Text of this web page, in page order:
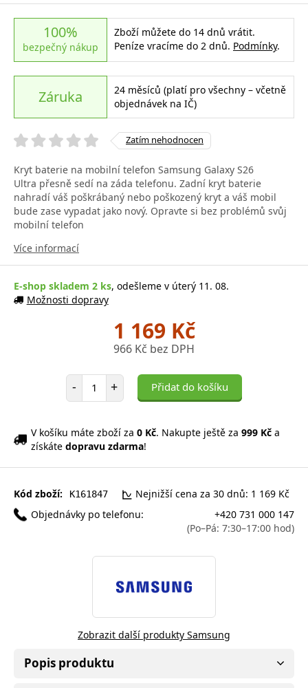
100%
bezpečný nákup
Zboží můžete do 14 dnů vrátit.
Peníze vracíme do 2 dnů. Podmínky.
Záruka
24 měsíců (platí pro všechny – včetně
objednávek na IČ)
Zatím nehodnocen
Kryt baterie na mobilní telefon Samsung Galaxy S26
Ultra přesně sedí na záda telefonu. Zadní kryt baterie
nahradí váš poškrábaný nebo poškozený kryt a váš mobil
bude zase vypadat jako nový. Opravte si bez problémů svůj
mobilní telefon
Více informací
E-shop skladem 2 ks, odešleme v úterý 11. 08.
Možnosti dopravy
1 169 Kč
966 Kč bez DPH
- Počet položek
+ Přidat do košíku
V košíku máte zboží za 0 Kč. Nakupte ještě za 999 Kč a
získáte dopravu zdarma!
Kód zboží: K161847
Nejnižší cena za 30 dnů: 1 169 Kč
Objednávky po telefonu:
+420 731 000 147
(Po–Pá: 7:30–17:00 hod)
Zobrazit další produkty Samsung
Popis produktu